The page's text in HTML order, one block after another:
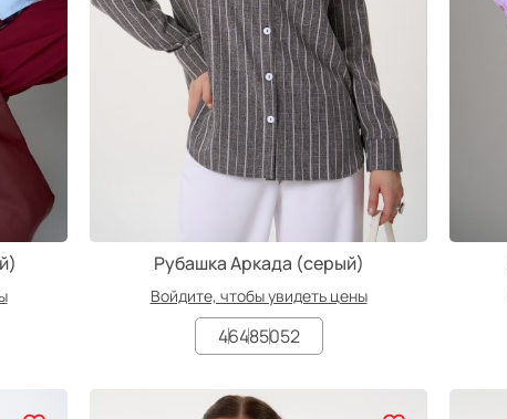
Рубашка Аркада (серый)
Войдите, чтобы увидеть цены
46485052